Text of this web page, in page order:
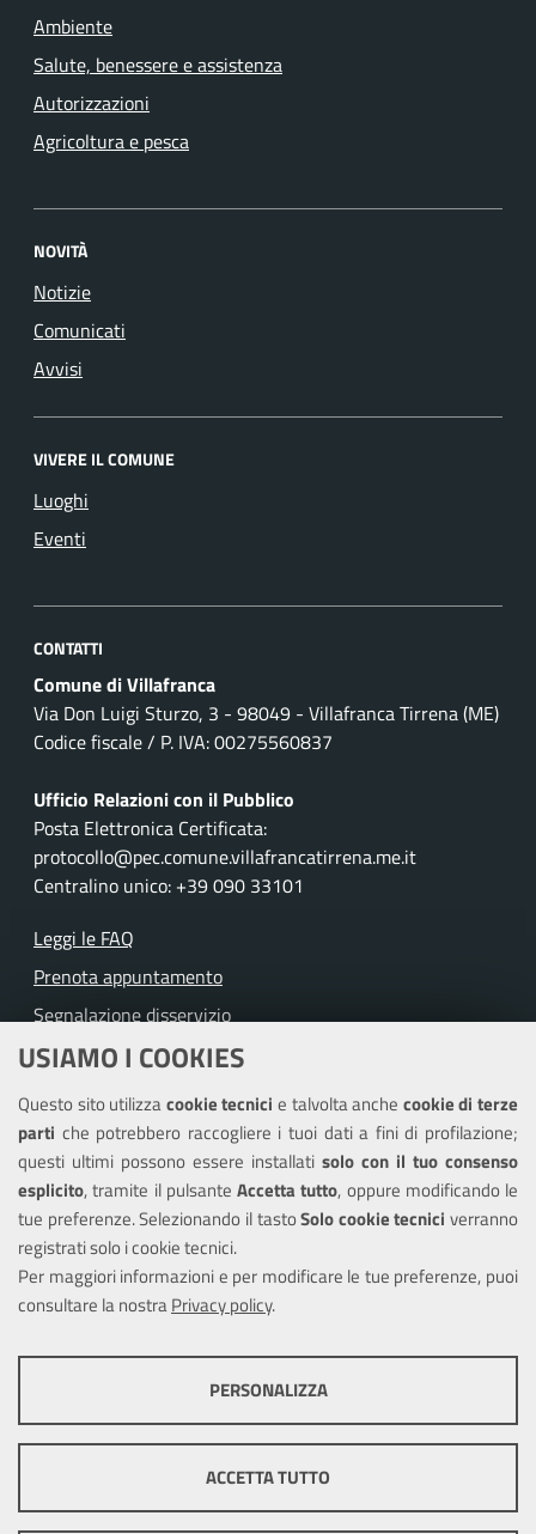
USIAMO I COOKIES
Questo sito utilizzacookie tecnicie talvolta anche cookie di terze
parti che potrebbero raccogliere i tuoi dati a fini di profilazione;
questi ultimi possono essere installati solo con il tuo consenso
esplicito, tramite il pulsante Accetta tutto, oppure modificando le
tue preferenze. Selezionando il tastoSolo cookie tecnici verranno
registrati solo i cookie tecnici.
Per maggiori informazioni e per modificare le tue preferenze, puoi
consultare la nostraPrivacy policy.
ottimale per ogni utente. Essi non raccolgono i tuoi dati e le tue
informazioni di navigazione per scopi di marketing e profilazione, e
PERSONALIZZA
ACCETTA TUTTO
Ambiente
Salute, benessere e assistenza
Autorizzazioni
Agricoltura e pesca
NOVITÀ
Notizie
Comunicati
Avvisi
VIVERE IL COMUNE
Luoghi
Eventi
CONTATTI
Comune di Villafranca
Via Don Luigi Sturzo, 3 - 98049 - Villafranca Tirrena (ME)
Codice fiscale / P. IVA: 00275560837
Ufficio Relazioni con il Pubblico
Posta Elettronica Certificata:
protocollo@pec.comune.villafrancatirrena.me.it
Centralino unico: +39 090 33101
Leggi le FAQ
Prenota appuntamento
Segnalazione disservizio
Richiesta assistenza
Amministrazione trasparente
Informativa privacy
Note legali
Piano di miglioramento del sito
Dichiarazione di accessibilità
Mappa del sito
Cookie